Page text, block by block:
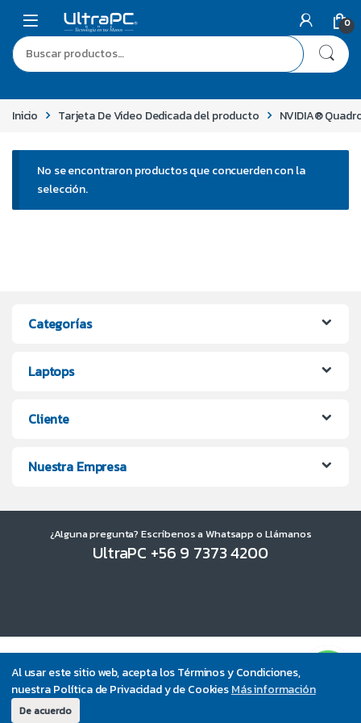
Al usar este sitio web, acepta los Términos y Condiciones,
nuestra Política de Privacidad y de CookiesMás información
De acuerdo
0
Inicio Tarjeta De Video Dedicada del producto NVIDIA®
No se encontraron productos que concuerden con la
selección.
Categorías
Laptops
Cliente
Nuestra Empresa
¿Alguna pregunta? Escríbenos a Whatsapp o Llámanos
UltraPC +56 9 7373 4200